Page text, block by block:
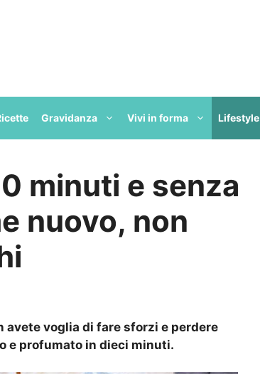
Gravidanza Vivi in forma Lifestyle
minuti e senza
nuovo, non
avete voglia di fare sforzi e perdere
e profumato in dieci minuti.